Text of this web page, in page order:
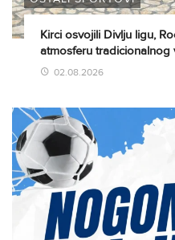
Kirci osvojili Divlju ligu,
atmosferu
02.08.2026